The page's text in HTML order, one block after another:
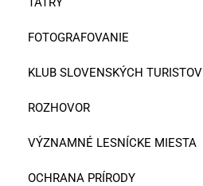
FOTOGRAFOVANIE
KLUB SLOVENSKÝCH TURISTOV
ROZHOVOR
VÝZNAMNÉ LESNÍCKE MIESTA
OCHRANA PRÍRODY